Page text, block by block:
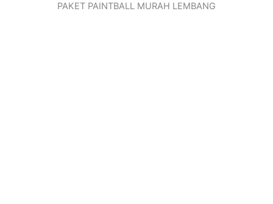
PAKET PAINTBALL MURAH LEMBANG